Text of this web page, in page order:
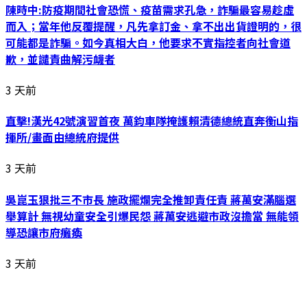
陳時中:防疫期間社會恐慌、疫苗需求孔急，詐騙最容易趁虛
而入；當年他反覆提醒，凡先拿訂金、拿不出出貨證明的，很
可能都是詐騙。如今真相大白，他要求不實指控者向社會道
歉，並譴責曲解污衊者
3 天前
直擊!漢光42號演習首夜 萬鈞車隊掩護賴清德總統直奔衡山指
揮所/畫面由總統府提供
3 天前
吳崑玉狠批三不市長 施政擺爛完全推卸責任責 蔣萬安滿腦選
舉算計 無視幼童安全引爆民怨 蔣萬安逃避市政沒擔當 無能領
導恐讓市府癱瘓
3 天前